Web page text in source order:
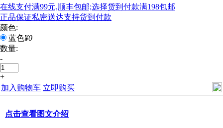
在线支付满99元,顺丰包邮;选择货到付款满198包邮
正品保证私密送达支持货到付款
颜色:
蓝色¥0
数量:
-
+
加入购物车 立即购买
点击查看图文介绍